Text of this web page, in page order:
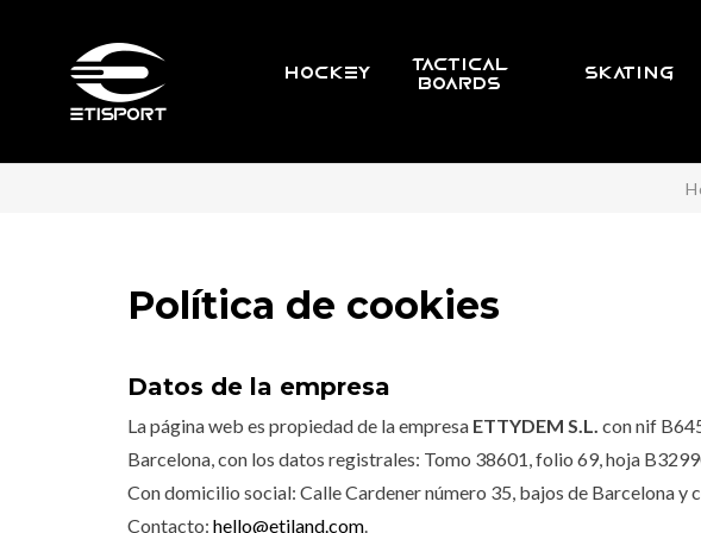
HOCKEY
TACTICAL
BOARDS
SKATING
Política de cookies
Datos de la empresa
La página web es propiedad de la empresa ETTYDEM S.L. con nif
Barcelona, con los datos registrales: Tomo 38601, folio 69, hoja
Con domicilio social: Calle Cardener número 35, bajos de Barcelona y
Contacto: hello@etiland.com.